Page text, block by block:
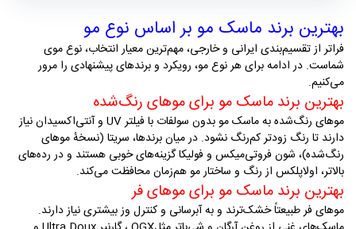
بهترین برند ماسک مو بر اساس نوع مو
فراتر از تقسیم‌بندی ایرانی و خارجی، مهم‌ترین معیار انتخاب، نوع موی
شماست. در ادامه برای هر نوع مو، رویکرد و برندهای پیشنهادی را مرور
می‌کنیم.
بهترین برند ماسک مو برای موهای رنگ‌شده
موهای رنگ‌شده به ماسک مو بدون سولفات با فیلترUV و آنتی‌اکسیدان نیاز
دارند تا رنگ زودتر کم‌رنگ نشود. در میان برندها، سریتا (نسخهٔ موهای
رنگ‌شده)، شون فروتی‌میکس و فولیکا گزینه‌های خوبی هستند و در رده‌های
بالاتر، اولاپلکس از رنگ و ساختار مو هم‌زمان محافظت می‌کند.
بهترین برند ماسک مو برای موهای فر
موهای فر طبیعتاً خشک‌ترند و به آبرسانی و کنترل وز بیشتری نیاز دارند.